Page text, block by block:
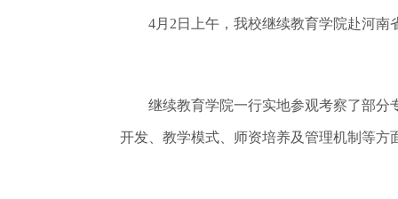
4月2日上午，我校继续教育学院赴河南
继续教育学院一行实地参观考察了部分专
开发、教学模式、师资培养及管理机制等